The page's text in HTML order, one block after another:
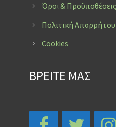
Όροι & Προϋποθέσεις
Πολιτική Απορρήτου
Cookies
ΒΡΕΙΤΕ ΜΑΣ